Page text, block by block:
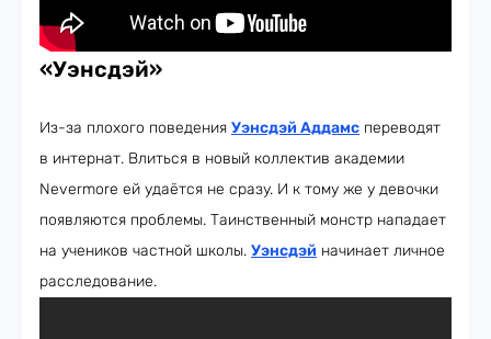
«Уэнсдэй»
Из-за плохого поведения Уэнсдэй Аддамс переводят
в интернат. Влиться в новый коллектив академии
Nevermore ей удаётся не сразу. И к тому же у девочки
появляются проблемы. Таинственный монстр нападает
на учеников частной школы. Уэнсдэй начинает личное
расследование.